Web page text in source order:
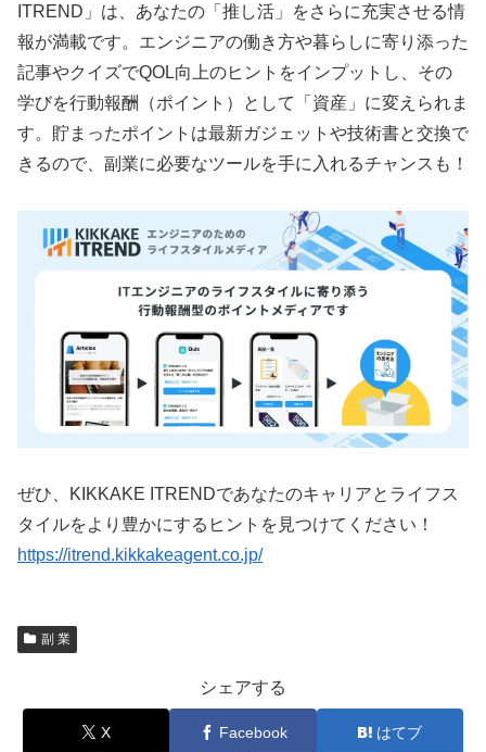
ITREND」は、あなたの「推し活」をさらに充実させる情
報が満載です。エンジニアの働き方や暮らしに寄り添った
記事やクイズでQOL向上のヒントをインプットし、その
学びを行動報酬（ポイント）として「資産」に変えられま
す。貯まったポイントは最新ガジェットや技術書と交換で
きるので、副業に必要なツールを手に入れるチャンスも！
ぜひ、KIKKAKE ITRENDであなたのキャリアとライフス
タイルをより豊かにするヒントを見つけてください！
https://itrend.kikkakeagent.co.jp/
副 業
シェアする
X Facebook はてブ